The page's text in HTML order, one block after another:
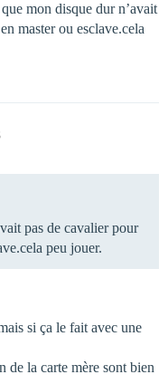
mon disque dur n’avait
master ou esclave.cela
pas de cavalier pour
peu jouer.
si ça le fait avec une
de la carte mère sont bien